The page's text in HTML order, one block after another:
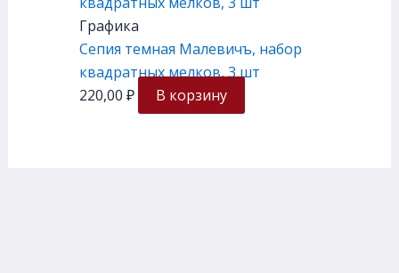
Графика
Сепия темная Малевичъ, набор
квадратных мелков, 3 шт
220,00 ₽ В корзину